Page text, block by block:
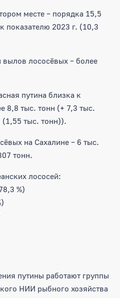
месте – порядка 15,5
показателю 2023 г. (10,3
лососёвых – более
путина близка к
8,8 тыс. тонн (+ 7,3 тыс.
(1,55 тыс. тонн)).
на Сахалине – 6 тыс.
тонн.
лососей:
%)
путины работают группы
НИИ рыбного хозяйства